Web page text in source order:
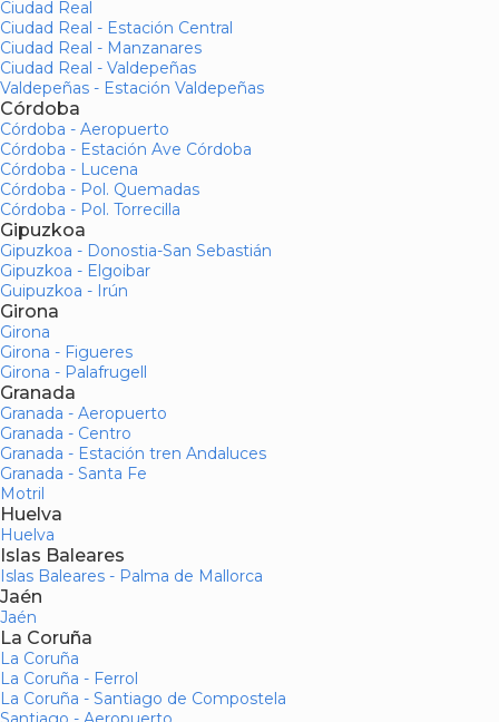
Ciudad Real
Ciudad Real - Estación Central
Ciudad Real - Manzanares
Ciudad Real - Valdepeñas
Valdepeñas - Estación Valdepeñas
Córdoba
Córdoba - Aeropuerto
Córdoba - Estación Ave Córdoba
Córdoba - Lucena
Córdoba - Pol. Quemadas
Córdoba - Pol. Torrecilla
Gipuzkoa
Gipuzkoa - Donostia-San Sebastián
Gipuzkoa - Elgoibar
Guipuzkoa - Irún
Girona
Girona
Girona - Figueres
Girona - Palafrugell
Granada
Granada - Aeropuerto
Granada - Centro
Granada - Estación tren Andaluces
Granada - Santa Fe
Motril
Huelva
Huelva
Islas Baleares
Islas Baleares - Palma de Mallorca
Jaén
Jaén
La Coruña
La Coruña
La Coruña - Ferrol
La Coruña - Santiago de Compostela